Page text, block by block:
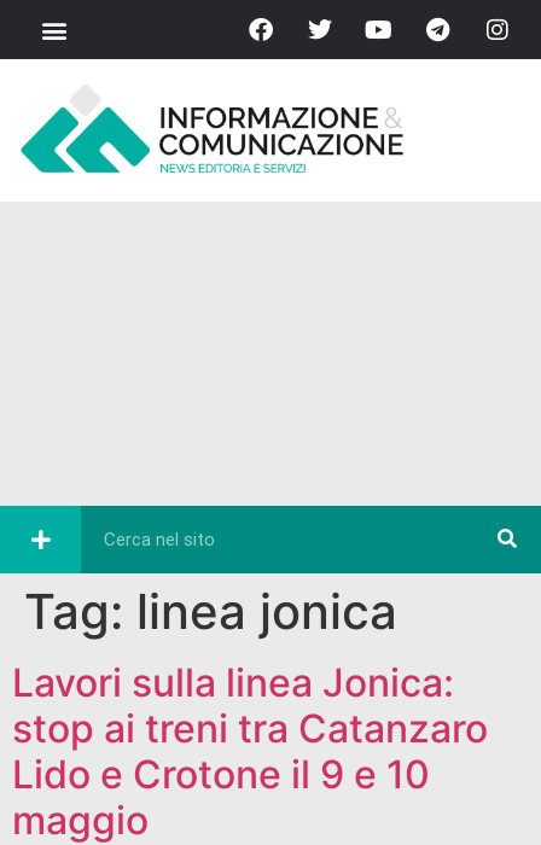
Tag: linea jonica
Lavori sulla linea Jonica:
stop ai treni tra Catanzaro
Lido e Crotone il 9 e 10
maggio